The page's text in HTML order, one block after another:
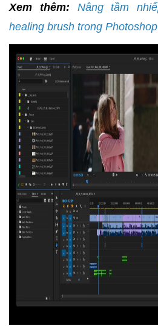
Xem thêm:
Nâng tầm
healing brush trong Photoshop